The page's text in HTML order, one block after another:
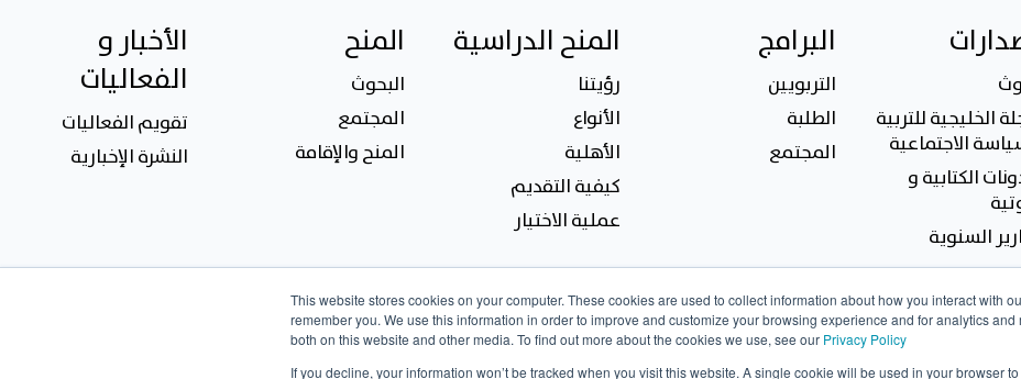
This website stores cookies on your computer. These cookies are used to collect information about how you interact with
remember you. We use this information in order to improve and customize your browsing experience and for analytics and
both on this website and other media. To find out more about the cookies we use, see our Privacy Policy
If you decline, your information won’t be tracked when you visit this website. A single cookie will be used in your browser
الخليجية للتربية
الاجتماعية
الكتابية و
السنوية
البرامج
التربويين
الطلبة
المجتمع
المنح الدراسية
رؤيتنا
الأنواع
الأهلية
كيفية التقديم
عملية الاختيار
المنح
البحوث
المجتمع
المنح والإقامة
الأخبار و
الفعاليات
تقويم الفعاليات
النشرة الإخبارية